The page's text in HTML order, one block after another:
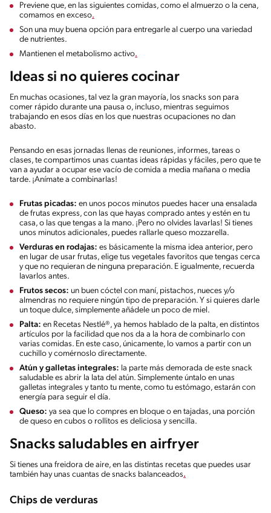
Previene que, en las siguientes comidas, como el almuerzo o la cena,
comamos en exceso.
Son una muy buena opción para entregarle al cuerpo una variedad
de nutrientes.
Mantienen el metabolismo activo.
Ideas si no quieres cocinar
En muchas ocasiones, tal vez la gran mayoría, los snacks son para
comer rápido durante una pausa o, incluso, mientras seguimos
trabajando en esos días en los que nuestras ocupaciones no dan
abasto.
Pensando en esas jornadas llenas de reuniones, informes, tareas o
clases, te compartimos unas cuantas ideas rápidas y fáciles, pero que te
van a ayudar a ocupar ese vacío de comida a media mañana o media
tarde. ¡Anímate a combinarlas!
Frutas picadas: en unos pocos minutos puedes hacer una ensalada
de frutas express, con las que hayas comprado antes y estén en tu
casa, o las que tengas a la mano. ¡Pero no olvides lavarlas! Si tienes
unos minutos adicionales, puedes rallarle queso mozzarella.
Verduras en rodajas: es básicamente la misma idea anterior, pero
en lugar de usar frutas, elige tus vegetales favoritos que tengas cerca
y que no requieran de ninguna preparación. E igualmente, recuerda
lavarlos antes.
Frutos secos: un buen cóctel con maní, pistachos, nueces y/o
almendras no requiere ningún tipo de preparación. Y si quieres darle
un toque dulce, simplemente añádele un poco de miel.
Palta: en Recetas Nestlé®, ya hemos hablado de la palta, en distintos
artículos por la facilidad que nos da a la hora de combinarlo con
varias comidas. En este caso, únicamente, lo vamos a partir con un
cuchillo y comérnoslo directamente.
Atún y galletas integrales: la parte más demorada de este snack
saludable es abrir la lata del atún. Simplemente úntalo en unas
galletas integrales y tanto tu mente, como tu estómago, estarán con
energía para seguir el día.
Queso: ya sea que lo compres en bloque o en tajadas, una porción
de queso en cubos o rollitos es deliciosa y sencilla.
Snacks saludables en airfryer
Si tienes una freidora de aire, en las distintas recetas que puedes usar
también hay unas cuantas de snacks balanceados.
Chips de verduras